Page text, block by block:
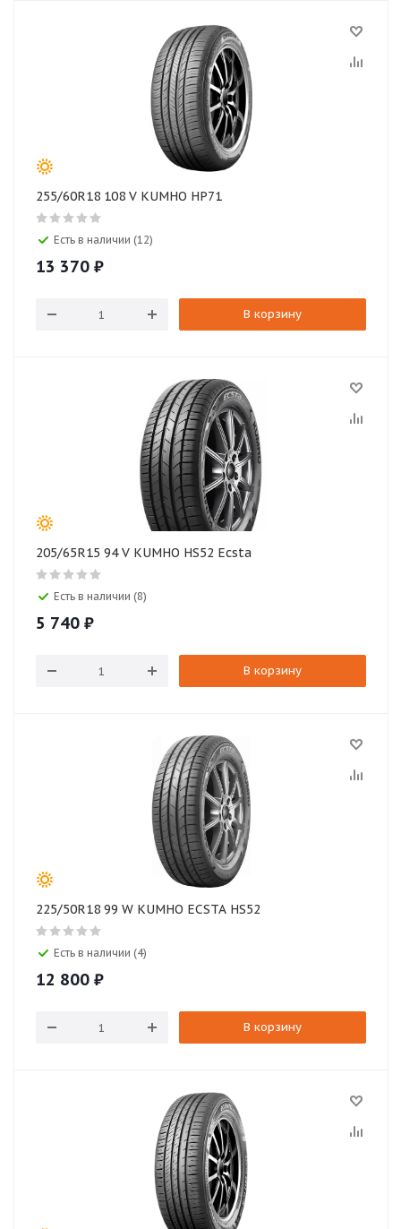
255/60R18 108 V KUMHO HP71
Есть в наличии (12)
13 370 ₽
В корзину
205/65R15 94 V KUMHO HS52 Ecsta
Есть в наличии (8)
5 740 ₽
В корзину
225/50R18 99 W KUMHO ECSTA HS52
Есть в наличии (4)
12 800 ₽
В корзину